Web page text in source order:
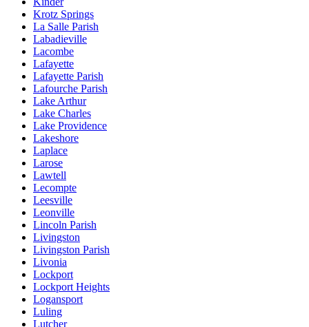
Krotz Springs
La Salle Parish
Labadieville
Lacombe
Lafayette
Lafayette Parish
Lafourche Parish
Lake Arthur
Lake Charles
Lake Providence
Lakeshore
Laplace
Larose
Lawtell
Lecompte
Leesville
Leonville
Lincoln Parish
Livingston
Livingston Parish
Livonia
Lockport
Lockport Heights
Logansport
Luling
Lutcher